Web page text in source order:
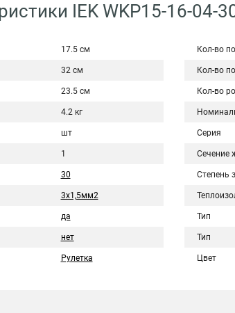
IEK WKP15-16-04-
17.5 см
32 см
23.5 см
4.2 кг
шт
1
30
3х1,5мм2
да
нет
Рулетка
Кол-во
Кол-во
Кол-во
Серия
Сечение
Степень
Тип
Тип
Цвет